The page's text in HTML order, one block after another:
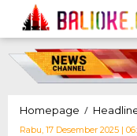
content
Homepage /
Rabu, 17 Desember 2025 |